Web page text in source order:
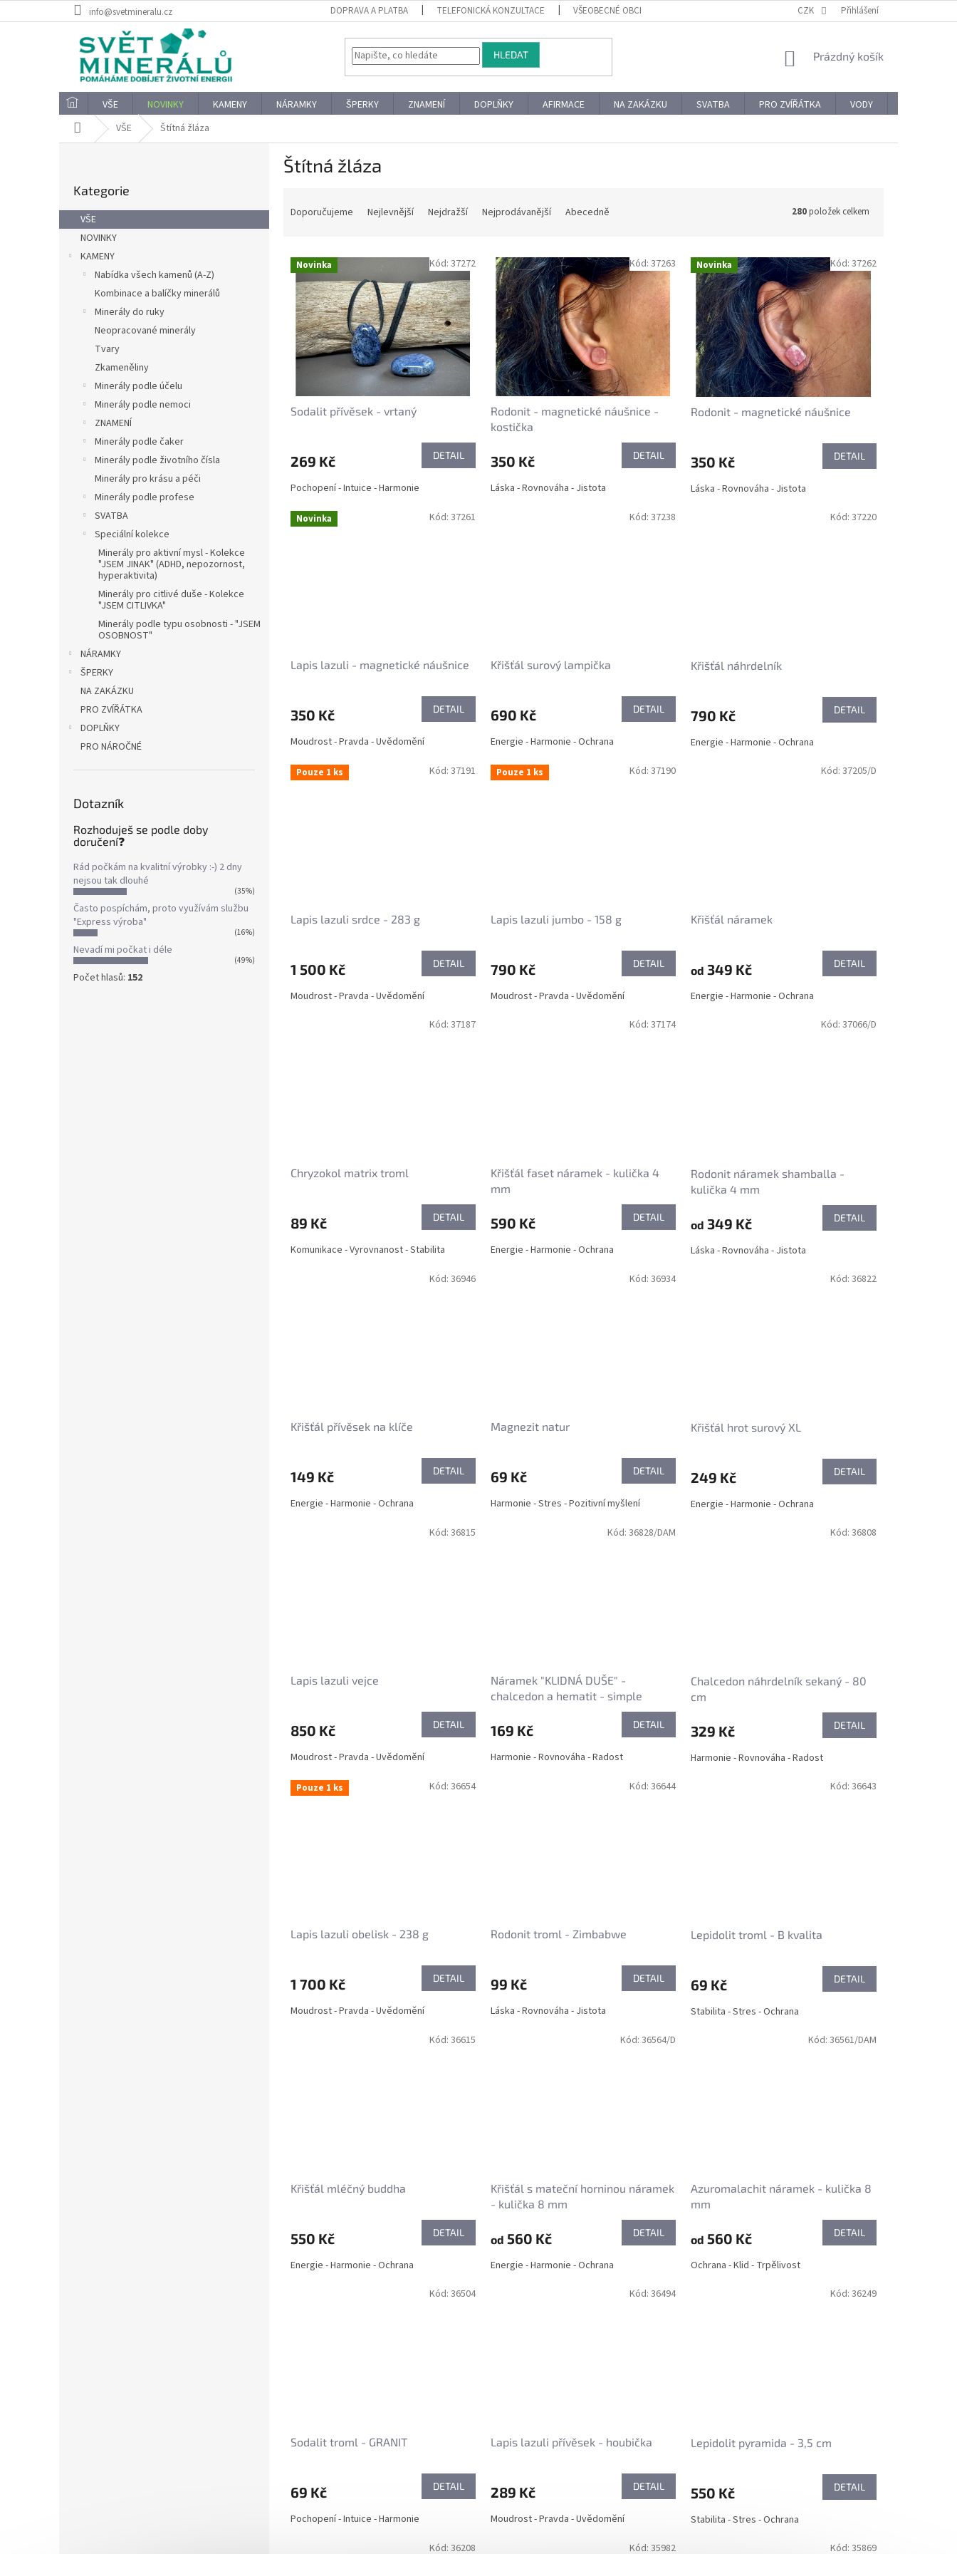
na
info@svetmineralu.cz DOPRAVA A PLATBA TELEFONICKÁ KONZULTACE VŠEOBECNÉ OBCHODNÍ PODMÍNKY REKLAMACE A VRÁCENÍ ZBOŽÍ
CZK Přihlášení
HLEDAT
NÁKUPNÍ
Prázdný košík
VŠE NOVINKY KAMENY NÁRAMKY ŠPERKY ZNAMENÍ DOPLŇKY AFIRMACE NA ZAKÁZKU SVATBA PRO ZVÍŘÁTKA VODY
Domů VŠE Štítná žláza
r
a
kategorie
Kategorie
VŠE
NOVINKY
KAMENY
Nabídka všech kamenů (A-Z)
Kombinace a balíčky minerálů
Minerály do ruky
Neopracované minerály
Tvary
Zkameněliny
Minerály podle účelu
Minerály podle nemoci
ZNAMENÍ
Minerály podle čaker
Minerály podle životního čísla
Minerály pro krásu a péči
Minerály podle profese
SVATBA
Speciální kolekce
Minerály pro aktivní mysl - Kolekce
"JSEM JINAK" (ADHD, nepozornost,
hyperaktivita)
Minerály pro citlivé duše - Kolekce
"JSEM CITLIVKA"
Minerály podle typu osobnosti - "JSEM
OSOBNOST"
NÁRAMKY
ŠPERKY
NA ZAKÁZKU
PRO ZVÍŘÁTKA
DOPLŇKY
PRO NÁROČNÉ
Dotazník
Rozhoduješ se podle doby
doručení❓
Rád počkám na kvalitní výrobky :-) 2 dny
nejsou tak dlouhé
(35%)
Často pospíchám, proto využívám službu
"Express výroba"
(16%)
Nevadí mi počkat i déle
(49%)
Počet hlasů: 152
Štítná žláza
n
Doporučujeme Nejlevnější Nejdražší Nejprodávanější Abecedně 280položek celkem
V Novinka
Sodalit přívěsek - vrtaný
269 Kč DETAIL
Pochopení - Intuice - Harmonie
Kód: 37272
Rodonit - magnetické náušnice -
kostička
350 Kč DETAIL
Láska - Rovnováha - Jistota
Kód: 37263 Novinka
Rodonit - magnetické náušnice
350 Kč DETAIL
Láska - Rovnováha - Jistota
Kód: 37262
Novinka
Lapis lazuli - magnetické náušnice
350 Kč DETAIL
Moudrost - Pravda - Uvědomění
Kód: 37261
Křišťál surový lampička
690 Kč DETAIL
Energie - Harmonie - Ochrana
Kód: 37238
Křišťál náhrdelník
790 Kč DETAIL
Energie - Harmonie - Ochrana
Kód: 37220
Pouze 1 ks
Lapis lazuli srdce - 283 g
1 500 Kč DETAIL
Moudrost - Pravda - Uvědomění
Kód: 37191 Pouze 1 ks
Lapis lazuli jumbo - 158 g
790 Kč DETAIL
Moudrost - Pravda - Uvědomění
Kód: 37190
Křišťál náramek
od 349 Kč DETAIL
Energie - Harmonie - Ochrana
Kód: 37205/D
Chryzokol matrix troml
89 Kč DETAIL
Komunikace - Vyrovnanost - Stabilita
Kód: 37187
Křišťál faset náramek - kulička 4
mm
590 Kč DETAIL
Energie - Harmonie - Ochrana
Kód: 37174
Rodonit náramek shamballa -
kulička 4 mm
od 349 Kč DETAIL
Láska - Rovnováha - Jistota
Kód: 37066/D
Křišťál přívěsek na klíče
149 Kč DETAIL
Energie - Harmonie - Ochrana
Kód: 36946
Magnezit natur
69 Kč DETAIL
Harmonie - Stres - Pozitivní myšlení
Kód: 36934
Křišťál hrot surový XL
249 Kč DETAIL
Energie - Harmonie - Ochrana
Kód: 36822
Lapis lazuli vejce
850 Kč DETAIL
Moudrost - Pravda - Uvědomění
Kód: 36815
Náramek "KLIDNÁ DUŠE" -
chalcedon a hematit - simple
169 Kč DETAIL
Harmonie - Rovnováha - Radost
Kód: 36828/DAM
Chalcedon náhrdelník sekaný - 80
cm
329 Kč DETAIL
Harmonie - Rovnováha - Radost
Kód: 36808
Pouze 1 ks
Lapis lazuli obelisk - 238 g
1 700 Kč DETAIL
Moudrost - Pravda - Uvědomění
Kód: 36654
Rodonit troml - Zimbabwe
99 Kč DETAIL
Láska - Rovnováha - Jistota
Kód: 36644
Lepidolit troml - B kvalita
69 Kč DETAIL
Stabilita - Stres - Ochrana
Kód: 36643
Křišťál mléčný buddha
550 Kč DETAIL
Energie - Harmonie - Ochrana
Kód: 36615
Křišťál s mateční horninou náramek
- kulička 8 mm
od 560 Kč DETAIL
Energie - Harmonie - Ochrana
Kód: 36564/D
Azuromalachit náramek - kulička 8
mm
od 560 Kč DETAIL
Ochrana - Klid - Trpělivost
Kód: 36561/DAM
Sodalit troml - GRANIT
69 Kč DETAIL
Pochopení - Intuice - Harmonie
Kód: 36504
Lapis lazuli přívěsek - houbička
289 Kč DETAIL
Moudrost - Pravda - Uvědomění
Kód: 36494
Lepidolit pyramida - 3,5 cm
550 Kč DETAIL
Stabilita - Stres - Ochrana
Kód: 36249
Kód: 36208 Kód: 35982 Kód: 35869